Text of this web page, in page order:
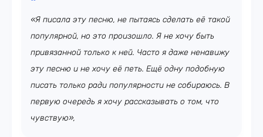
«Я писала эту песню, не пытаясь сделать её такой
популярной, но это произошло. Я не хочу быть
привязанной только к ней. Часто я даже ненавижу
эту песню и не хочу её петь. Ещё одну подобную
писать только ради популярности не собираюсь. В
первую очередь я хочу рассказывать о том, что
чувствую»,